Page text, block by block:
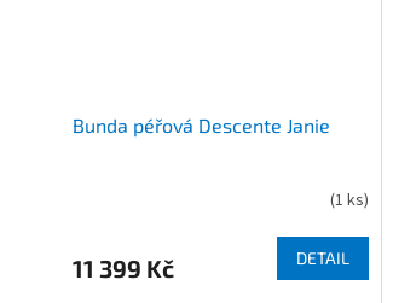
Bunda péřová Descente Janie
(1 ks)
11 399 Kč DETAIL